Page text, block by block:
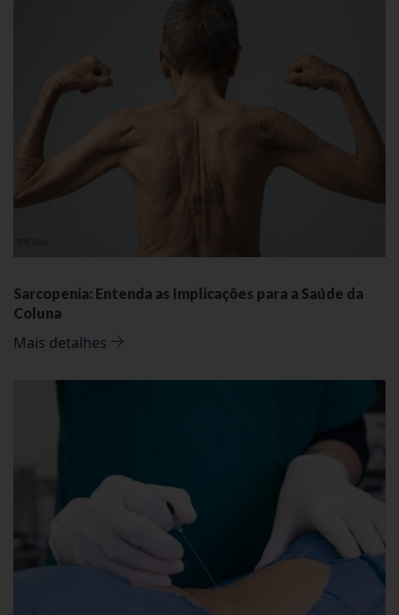
Sarcopenia: Entenda as Implicações para a Saúde da
Coluna
Mais detalhes